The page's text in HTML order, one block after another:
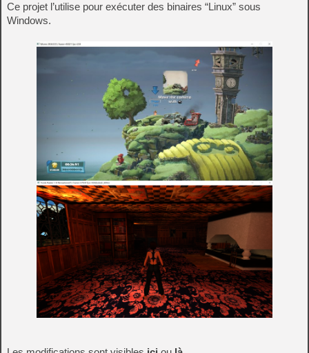
Ce projet l’utilise pour exécuter des binaires “Linux” sous
Windows.